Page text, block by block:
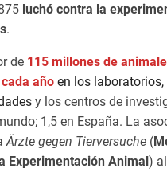
luchó contra la
.
de 115 millones de
año en los laboratorios,
y los centros de
1,5 en España. La
Ärzte gegen Tierversuche (
Experimentación Animal)